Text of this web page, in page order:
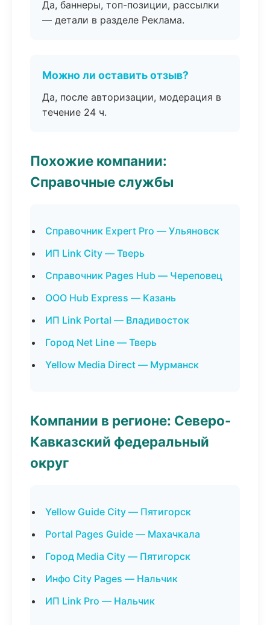
Да, баннеры, топ-позиции, рассылки
— детали в разделе Реклама.
Можно ли оставить отзыв?
Да, после авторизации, модерация в
течение 24 ч.
Похожие компании:
Справочные службы
Справочник Expert Pro — Ульяновск
ИП Link City — Тверь
Справочник Pages Hub — Череповец
ООО Hub Express — Казань
ИП Link Portal — Владивосток
Город Net Line — Тверь
Yellow Media Direct — Мурманск
Компании в регионе: Северо-
Кавказский федеральный
округ
Yellow Guide City — Пятигорск
Portal Pages Guide — Махачкала
Город Media City — Пятигорск
Инфо City Pages — Нальчик
ИП Link Pro — Нальчик